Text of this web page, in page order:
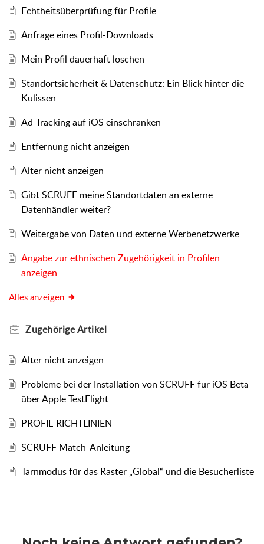
Echtheitsüberprüfung für Profile
Anfrage eines Profil-Downloads
Mein Profil dauerhaft löschen
Standortsicherheit & Datenschutz: Ein Blick hinter die
Kulissen
Ad-Tracking auf iOS einschränken
Entfernung nicht anzeigen
Alter nicht anzeigen
Gibt SCRUFF meine Standortdaten an externe
Datenhändler weiter?
Weitergabe von Daten und externe Werbenetzwerke
Angabe zur ethnischen Zugehörigkeit in Profilen
anzeigen
Alles anzeigen
ZugehörigeArtikel
Alter nicht anzeigen
Probleme bei der Installation von SCRUFF für iOS Beta
über Apple TestFlight
PROFIL-RICHTLINIEN
SCRUFF Match-Anleitung
Tarnmodus für das Raster „Global“ und die Besucherliste